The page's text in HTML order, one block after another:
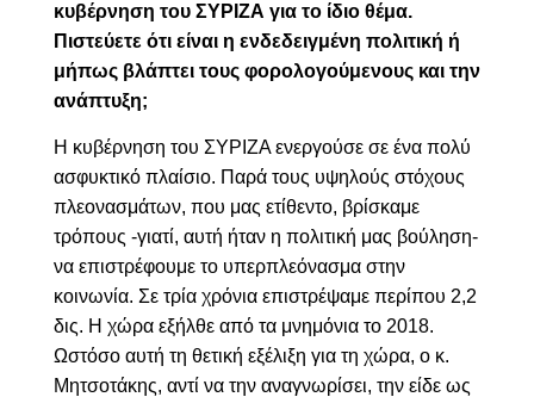
κυβέρνηση του ΣΥΡΙΖΑ για το ίδιο θέμα.
Πιστεύετε ότι είναι η ενδεδειγμένη πολιτική ή
μήπως βλάπτει τους φορολογούμενους και την
ανάπτυξη;
Η κυβέρνηση του ΣΥΡΙΖΑ ενεργούσε σε ένα πολύ
ασφυκτικό πλαίσιο. Παρά τους υψηλούς στόχους
πλεονασμάτων, που μας ετίθεντο, βρίσκαμε
τρόπους -γιατί, αυτή ήταν η πολιτική μας βούληση-
να επιστρέφουμε το υπερπλεόνασμα στην
κοινωνία. Σε τρία χρόνια επιστρέψαμε περίπου 2,2
δις. Η χώρα εξήλθε από τα μνημόνια το 2018.
Ωστόσο αυτή τη θετική εξέλιξη για τη χώρα, ο κ.
Μητσοτάκης, αντί να την αναγνωρίσει, την είδε ως